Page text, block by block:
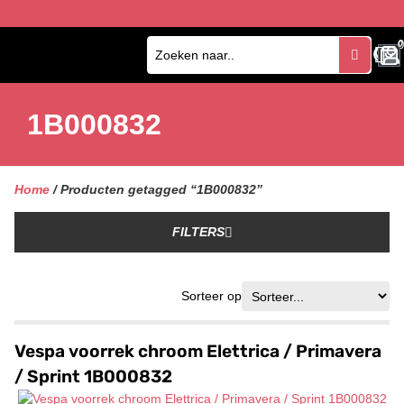
0
0
1B000832
Home / Producten getagged “1B000832”
FILTERS
Sorteer op
Vespa voorrek chroom Elettrica / Primavera
/ Sprint 1B000832